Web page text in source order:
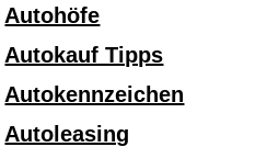
Autohöfe
Autokauf Tipps
Autokennzeichen
Autoleasing